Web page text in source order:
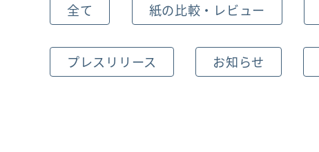
全て 紙の比較・レビュー
プレスリリース お知らせ